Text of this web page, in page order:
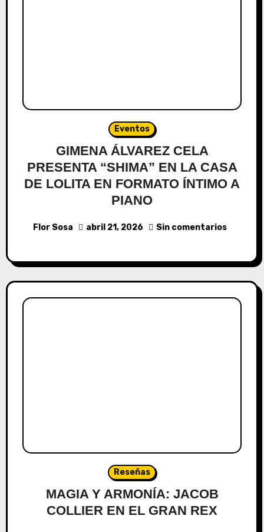
Eventos
GIMENA ÁLVAREZ CELA
PRESENTA “SHIMA” EN LA CASA
DE LOLITA EN FORMATO ÍNTIMO A
PIANO
Flor Sosa abril 21, 2026 Sin comentarios
Reseñas
MAGIA Y ARMONÍA: JACOB
COLLIER EN EL GRAN REX